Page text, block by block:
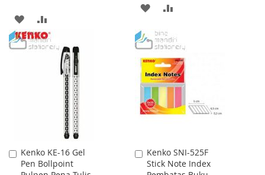
ADD
TO
TO
COMPARE
ADD
WISH
LIST
COMPARE
Kenko KE-16 Gel
Pen Bollpoint
Add
to
Kenko SNI-525F
Stick Note Index
Add
to